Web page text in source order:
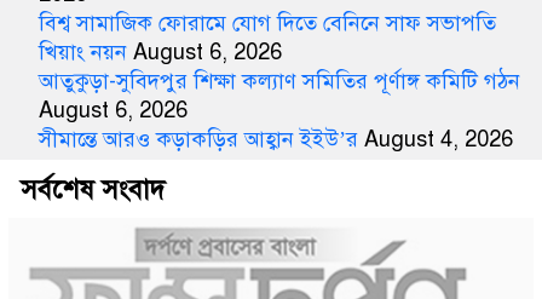
বিশ্ব সামাজিক ফোরামে যোগ দিতে বেনিনে সাফ সভাপতি
খিয়াং নয়ন August 6, 2026
আতুকুড়া-সুবিদপুর শিক্ষা কল্যাণ সমিতির পূর্ণাঙ্গ কমিটি গঠন
August 6, 2026
সীমান্তে আরও কড়াকড়ির আহ্বান ইইউ’র August 4, 2026
সর্বশেষ সংবাদ